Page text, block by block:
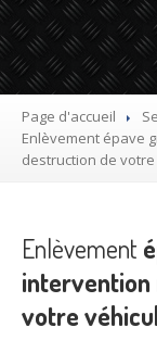
Camion
Utilitaire
Mettreà la
Recyclage
Epaviste
Page d'accueil
Enlèvement épave
destruction de
Enlèvement
intervention
votre